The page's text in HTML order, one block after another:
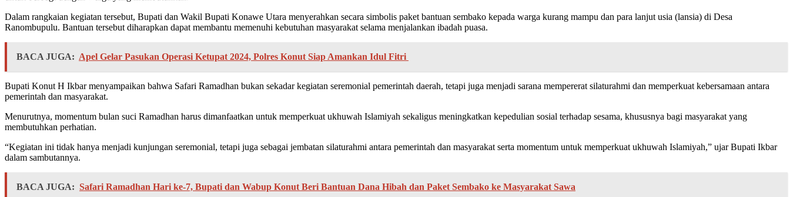
Dalam rangkaian kegiatan tersebut, Bupati dan Wakil Bupati Konawe Utara menyerahkan secara simbolis paket bantuan sembako kepada warga kurang mampu dan para lanjut usia (lansia) di Desa
Ranombupulu. Bantuan tersebut diharapkan dapat membantu memenuhi kebutuhan masyarakat selama menjalankan ibadah puasa.
BACA JUGA: Apel Gelar Pasukan Operasi Ketupat 2024, Polres Konut Siap Amankan Idul Fitri
Bupati Konut H Ikbar menyampaikan bahwa Safari Ramadhan bukan sekadar kegiatan seremonial pemerintah daerah, tetapi juga menjadi sarana mempererat silaturahmi dan memperkuat kebersamaan antara
pemerintah dan masyarakat.
Menurutnya, momentum bulan suci Ramadhan harus dimanfaatkan untuk memperkuat ukhuwah Islamiyah sekaligus meningkatkan kepedulian sosial terhadap sesama, khususnya bagi masyarakat yang
membutuhkan perhatian.
“Kegiatan ini tidak hanya menjadi kunjungan seremonial, tetapi juga sebagai jembatan silaturahmi antara pemerintah dan masyarakat serta momentum untuk memperkuat ukhuwah Islamiyah,” ujar Bupati Ikbar
dalam sambutannya.
BACA JUGA: Safari Ramadhan Hari ke-7, Bupati dan Wabup Konut Beri Bantuan Dana Hibah dan Paket Sembako ke Masyarakat Sawa